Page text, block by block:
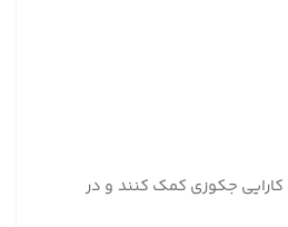
جکوزی کمک کنند و در